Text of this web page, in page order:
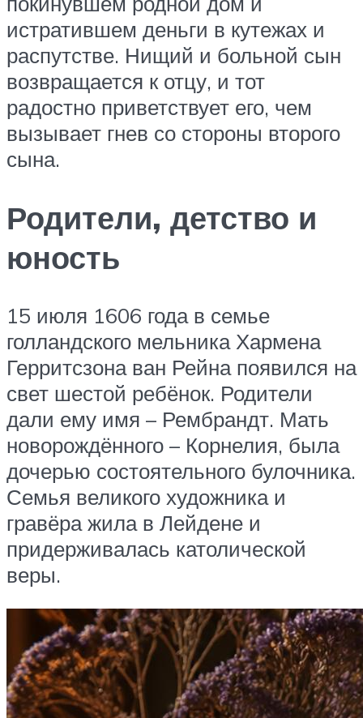
истратившем деньги в кутежах и
распутстве. Нищий и больной сын
возвращается к отцу, и тот
радостно приветствует его, чем
вызывает гнев со стороны второго
сына.
Родители, детство и
юность
15 июля 1606 года в семье
голландского мельника Хармена
Герритсзона ван Рейна появился на
свет шестой ребёнок. Родители
дали ему имя – Рембрандт. Мать
новорождённого – Корнелия, была
дочерью состоятельного булочника.
Семья великого художника и
гравёра жила в Лейдене и
придерживалась католической
веры.